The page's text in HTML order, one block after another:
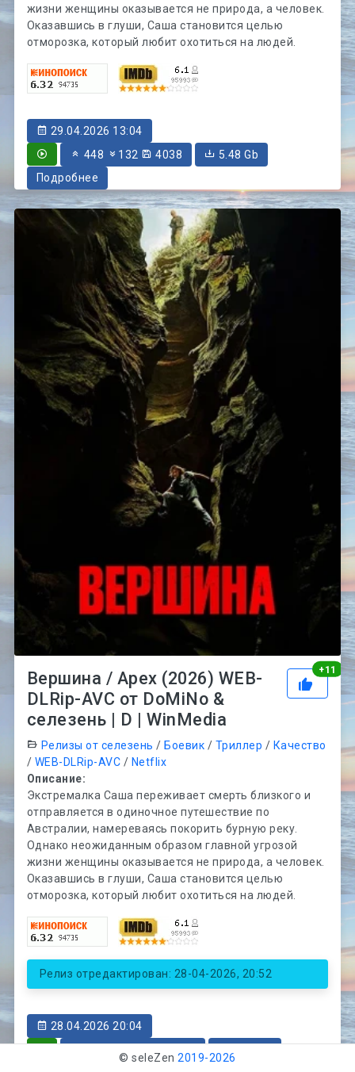
жизни женщины оказывается не природа, а человек.
Оказавшись в глуши, Саша становится целью
отморозка, который любит охотиться на людей.
29.04.2026 13:04
448
132 4038
5.48 Gb
Подробнее
+11
Вершина / Apex (2026) WEB-
DLRip-AVC от DoMiNo &
селезень | D | WinMedia
Релизы от селезень / Боевик / Триллер / Качество
/ WEB-DLRip-AVC / Netflix
Описание:
Экстремалка Саша переживает смерть близкого и
отправляется в одиночное путешествие по
Австралии, намереваясь покорить бурную реку.
Однако неожиданным образом главной угрозой
жизни женщины оказывается не природа, а человек.
Оказавшись в глуши, Саша становится целью
отморозка, который любит охотиться на людей.
Релиз отредактирован: 28-04-2026, 20:52
28.04.2026 20:04
© seleZen2019-2026